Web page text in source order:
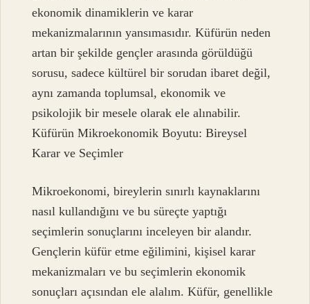
ekonomik dinamiklerin ve karar
mekanizmalarının yansımasıdır. Küfürün neden
artan bir şekilde gençler arasında görüldüğü
sorusu, sadece kültürel bir sorudan ibaret değil,
aynı zamanda toplumsal, ekonomik ve
psikolojik bir mesele olarak ele alınabilir.
Küfürün Mikroekonomik Boyutu: Bireysel
Karar ve Seçimler
Mikroekonomi, bireylerin sınırlı kaynaklarını
nasıl kullandığını ve bu süreçte yaptığı
seçimlerin sonuçlarını inceleyen bir alandır.
Gençlerin küfür etme eğilimini, kişisel karar
mekanizmaları ve bu seçimlerin ekonomik
sonuçları açısından ele alalım. Küfür, genellikle